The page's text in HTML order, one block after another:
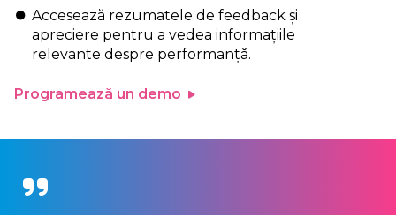
Accesează rezumatele de feedback și
apreciere pentru a vedea informațiile
relevante despre performanță.
Programează un demo